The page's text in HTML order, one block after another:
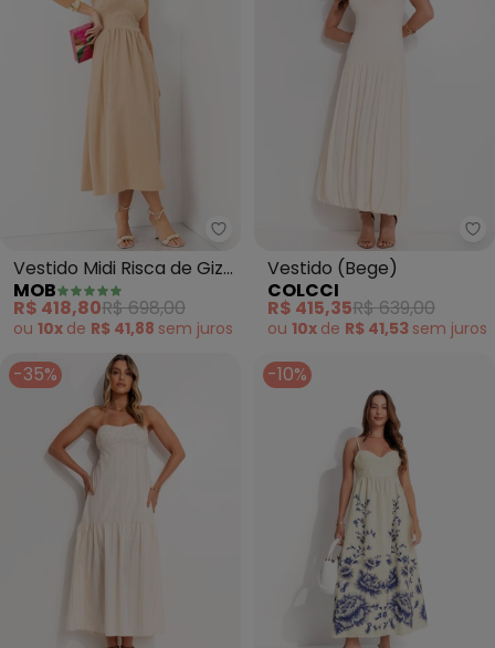
Mob - Vestido Midi Risca de
Vestido Midi Risca de Giz
com Lurex (Bege)
MOB
R$ 418,80R$ 698,00
ou 10x de R$ 41,88 sem juros
Vestido (Bege)
COLCCI
R$ 415,35R$ 639,00
ou 10x de R$ 41,53 sem juros
-35% -10%